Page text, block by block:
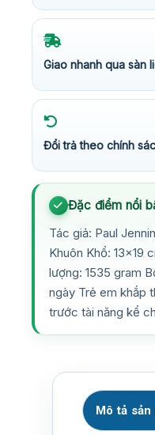
Giao nhanh qua sàn
Đổi trả theo chính
Đặc điểm nổi
Tác giả: Paul
Khuôn Khổ: 13×19
lượng: 1535 gram
ngày Trẻ em khắp
trước tài năng kể
Mô tả sản